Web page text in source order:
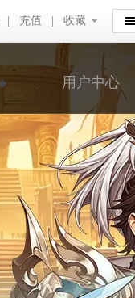
充值 收藏
收藏
用户中心